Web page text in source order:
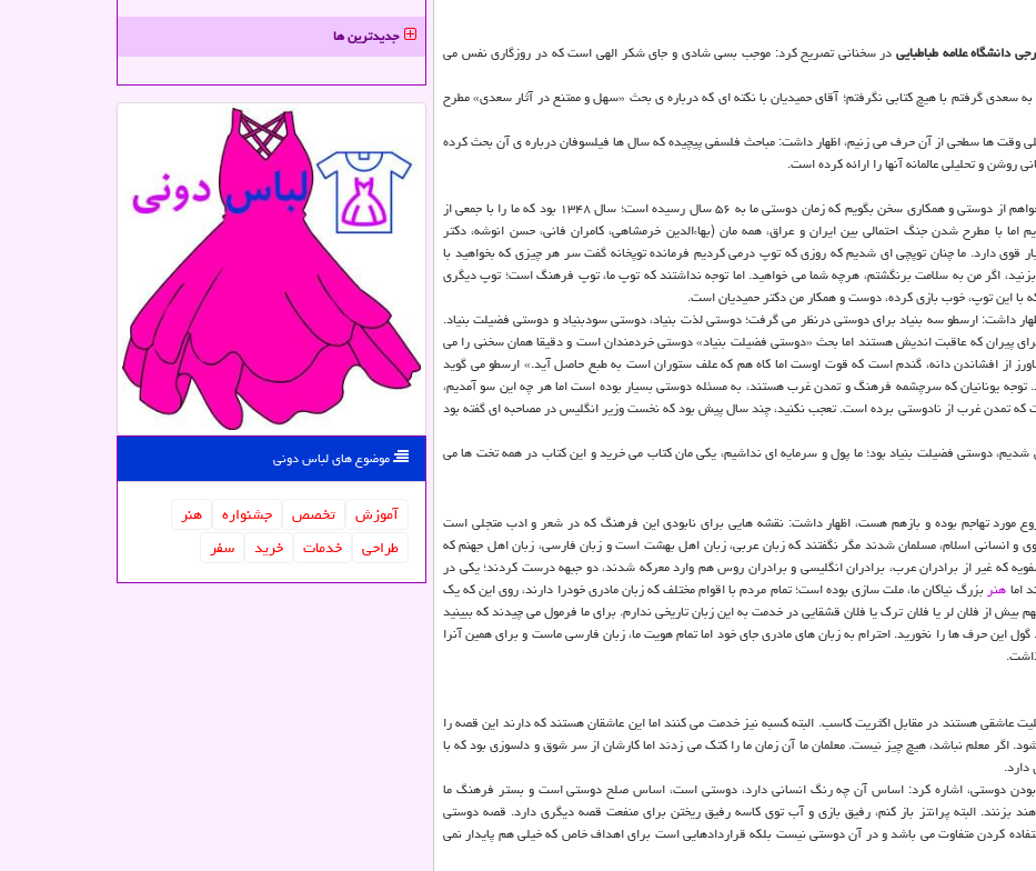
دانشگاه علامه طباطباییدر سخنانی تصریح کرد: موجب بسی شادی و جای شکر الهی است که در روزگاری نفس می
گرفتم با هیچ کتابی نگرفتم؛ آقای حمیدیان با نکته ای که درباره ی بحث «سهل و ممتنع در آثار سعدی» مطرح
وقت ها سطحی از آن حرف می زنیم، اظهار داشت: مباحث فلسفی پیچیده که سال ها فیلسوفان درباره ی آن بحث کرده
روشن و تحلیلی عالمانه آنها را ارائه کرده است.
نیز در سخنانی اظهار داشت: امروز می خواهم از دوستی و همکاری سخن بگویم که زمان دوستی ما به ۵۶ سال رسیده است؛ سال ۱۳۴۸ بود که ما را با جمعی از
با مطرح شدن جنگ احتمالی بین ایران و عراق، همه مان (بهاءالدین خرمشاهی، کامران فانی، حسن انوشه، دکتر
قوی دارد. ما چنان توپچی ای شدیم که روزی که توپ درمی کردیم فرمانده توپخانه گفت سر هر چیزی که بخواهید با
اگر من به سلامت برنگشتم، هرچه شما می خواهید. اما توجه نداشتند که توپ ما، توپ فرهنگ است؛ توپ دیگری
با این توپ، خوب بازی کرده، دوست و همکار من دکتر حمیدیان است.
داشت: ارسطو سه بنیاد برای دوستی درنظر می گرفت؛ دوستی لذت بنیاد، دوستی سودبنیاد و دوستی فضیلت بنیاد.
پیران که عاقبت اندیش هستند اما بحث «دوستی فضیلت بنیاد» دوستی خردمندان است و دقیقا همان سخنی را می
از افشاندن دانه، گندم است که قوت اوست اما کاه هم که علف ستوران است به طبع حاصل آید.» ارسطو می گوید
یونانیان که سرچشمه فرهنگ و تمدن غرب هستند، به مسئله دوستی بسیار بوده است اما هر چه این سو آمدیم،
تمدن غرب از نادوستی برده است. تعجب نکنید، چند سال پیش بود که نخست وزیر انگلیس در مصاحبه ای گفته بود
دوستی فضیلت بنیاد بود؛ ما پول و سرمایه ای نداشیم، یکی مان کتاب می خرید و این کتاب در همه تخت ها می
مورد تهاجم بوده و بازهم هست، اظهار داشت: نقشه هایی برای نابودی این فرهنگ که در شعر و ادب متجلی است
و انسانی اسلام، مسلمان شدند مگر نگفتند که زبان عربی، زبان اهل بهشت است و زبان فارسی، زبان اهل جهنم که
که غیر از برادران عرب، برادران انگلیسی و برادران روس هم وارد معرکه شدند، دو جبهه درست کردند؛ یکی در
اماهنربزرگ نیاکان ما، ملت سازی بوده است؛ تمام مردم با اقوام مختلف که زبان مادری خودرا دارند، روی این که یک
از فلان لر یا فلان ترک یا فلان قشقایی در خدمت به این زبان تاریخی ندارم. برای ما فرمول می چیدند که ببینید
این حرف ها را نخورید. احترام به زبان های مادری جای خود اما تمام هویت ما، زبان فارسی ماست و برای همین آنرا
عاشقی هستند در مقابل اکثریت کاسب. البته کسبه نیز خدمت می کنند اما این عاشقان هستند که دارند این قصه را
اگر معلم نباشد، هیچ چیز نیست. معلمان ما آن زمان ما را کتک می زدند اما کارشان از سر شوق و دلسوزی بود که با
دوستی، اشاره کرد: اساس آن چه رنگ انسانی دارد، دوستی است، اساس صلح دوستی است و بستر فرهنگ ما
بزنند. البته پرانتز باز کنم، رفیق بازی و آب توی کاسه رفیق ریختن برای منفعت قصه دیگری دارد. قصه دوستی
کردن متفاوت می باشد و در آن دوستی نیست بلکه قراردادهایی است برای اهداف خاص که خیلی هم پایدار نمی
جدیدترین ها
موضوع های لباس دونی
آموزش تخصص جشنواره
هنر
طراحی
خدمات خرید سفر